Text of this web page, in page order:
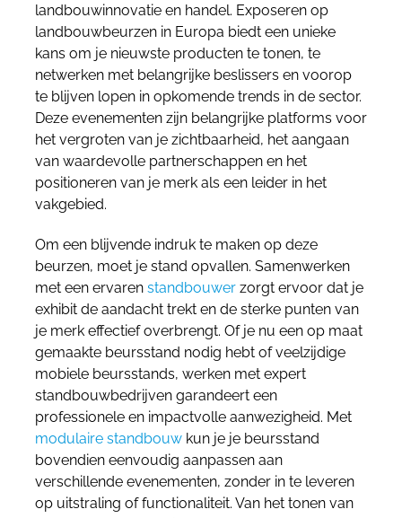
landbouwinnovatie en handel. Exposeren op
landbouwbeurzen in Europa biedt een unieke
kans om je nieuwste producten te tonen, te
netwerken met belangrijke beslissers en voorop
te blijven lopen in opkomende trends in de sector.
Deze evenementen zijn belangrijke platforms voor
het vergroten van je zichtbaarheid, het aangaan
van waardevolle partnerschappen en het
positioneren van je merk als een leider in het
vakgebied.
Om een blijvende indruk te maken op deze
beurzen, moet je stand opvallen. Samenwerken
met een ervaren standbouwer zorgt ervoor dat je
exhibit de aandacht trekt en de sterke punten van
je merk effectief overbrengt. Of je nu een op maat
gemaakte beursstand nodig hebt of veelzijdige
mobiele beursstands, werken met expert
standbouwbedrijven garandeert een
professionele en impactvolle aanwezigheid. Met
modulaire standbouw kun je je beursstand
bovendien eenvoudig aanpassen aan
verschillende evenementen, zonder in te leveren
op uitstraling of functionaliteit. Van het tonen van